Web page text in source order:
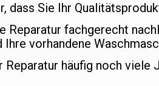
dass Sie Ihr
fachgerecht
vorhandene
häufig noch